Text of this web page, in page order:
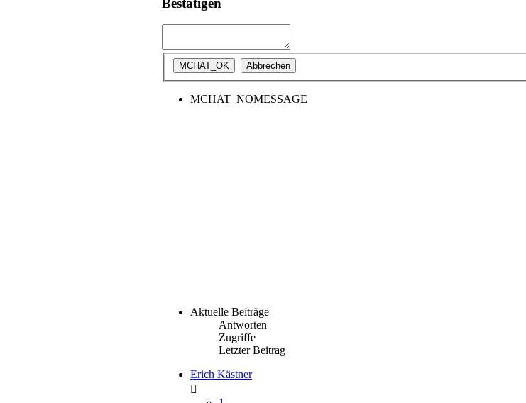
MCHAT_NOMESSAGE
Aktuelle Beiträge
Antworten
Zugriffe
Letzter Beitrag
Erich Kästner